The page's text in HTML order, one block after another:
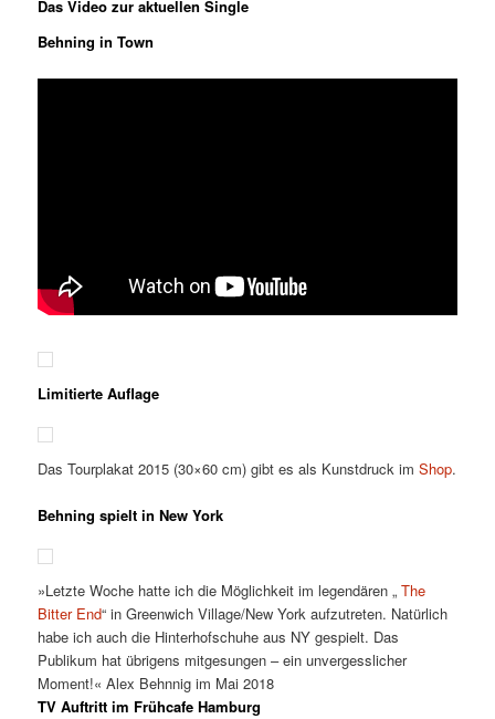
Das Video zur aktuellen Single
Behning in Town
Limitierte Auflage
Das Tourplakat 2015 (30×60 cm) gibt es als Kunstdruck imShop.
Behning spielt in New York
»Letzte Woche hatte ich die Möglichkeit im legendären „The
Bitter End“ in Greenwich Village/New York aufzutreten. Natürlich
habe ich auch die Hinterhofschuhe aus NY gespielt. Das
Publikum hat übrigens mitgesungen – ein unvergesslicher
Moment!« Alex Behnnig im Mai 2018
TV Auftritt im Frühcafe Hamburg